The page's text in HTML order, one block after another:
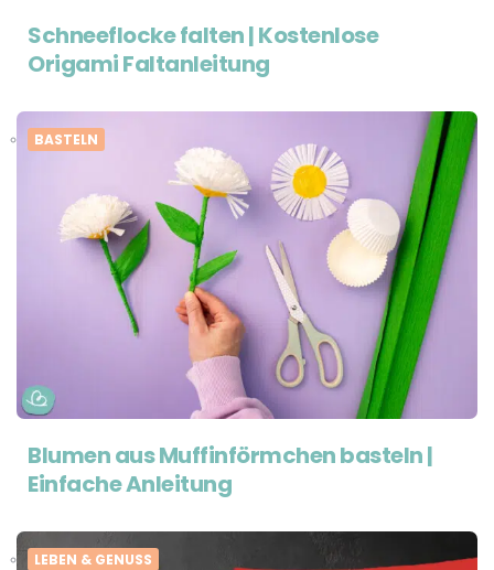
Schneeflocke falten | Kostenlose
Origami Faltanleitung
BASTELN
Blumen aus Muffinförmchen basteln |
Einfache Anleitung
LEBEN & GENUSS